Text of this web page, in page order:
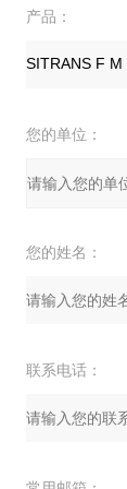
产品：
您的单位：
您的姓名：
联系电话：